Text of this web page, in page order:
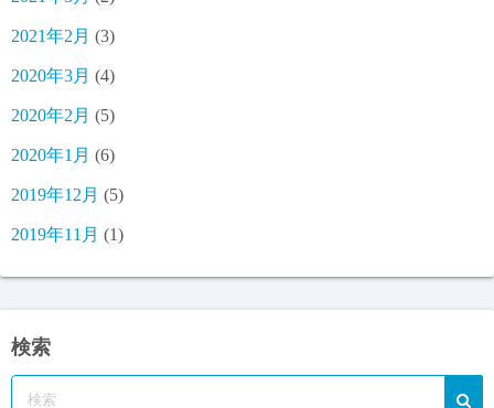
2021年2月 (3)
2020年3月 (4)
2020年2月 (5)
2020年1月 (6)
2019年12月 (5)
2019年11月 (1)
検索